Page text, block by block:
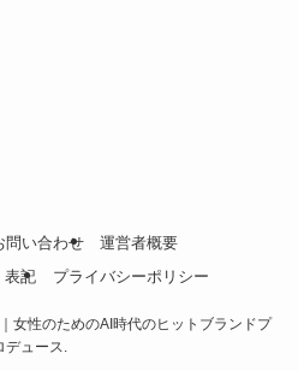
問い合わせ
運営者概要
表記
プライバシーポリシー
女性のためのAI時代のヒットブランドプ
デュース.